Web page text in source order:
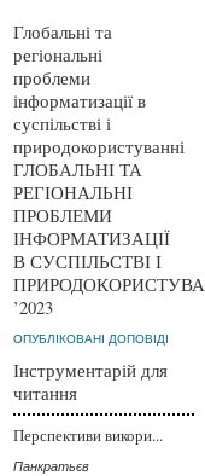
Глобальні та
регіональні
проблеми
інформатизації в
суспільстві і
природокористуванні
ГЛОБАЛЬНІ ТА
РЕГІОНАЛЬНІ
ПРОБЛЕМИ
ІНФОРМАТИЗАЦІЇ
В СУСПІЛЬСТВІ І
’2023
ОПУБЛІКОВАНІ ДОПОВІДІ
Інструментарій для
читання
Перспективи викори...
Панкратьєв